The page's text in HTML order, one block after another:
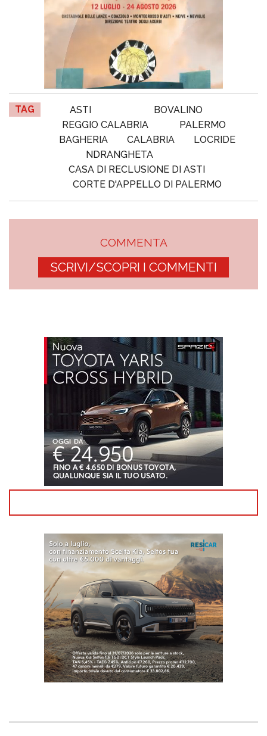
TAG ASTI
BOVALINO
REGGIO CALABRIA
PALERMO
BAGHERIA
CALABRIA
LOCRIDE
NDRANGHETA
CASA DI RECLUSIONE DI ASTI
CORTE D'APPELLO DI PALERMO
COMMENTA
SCRIVI/SCOPRI I COMMENTI